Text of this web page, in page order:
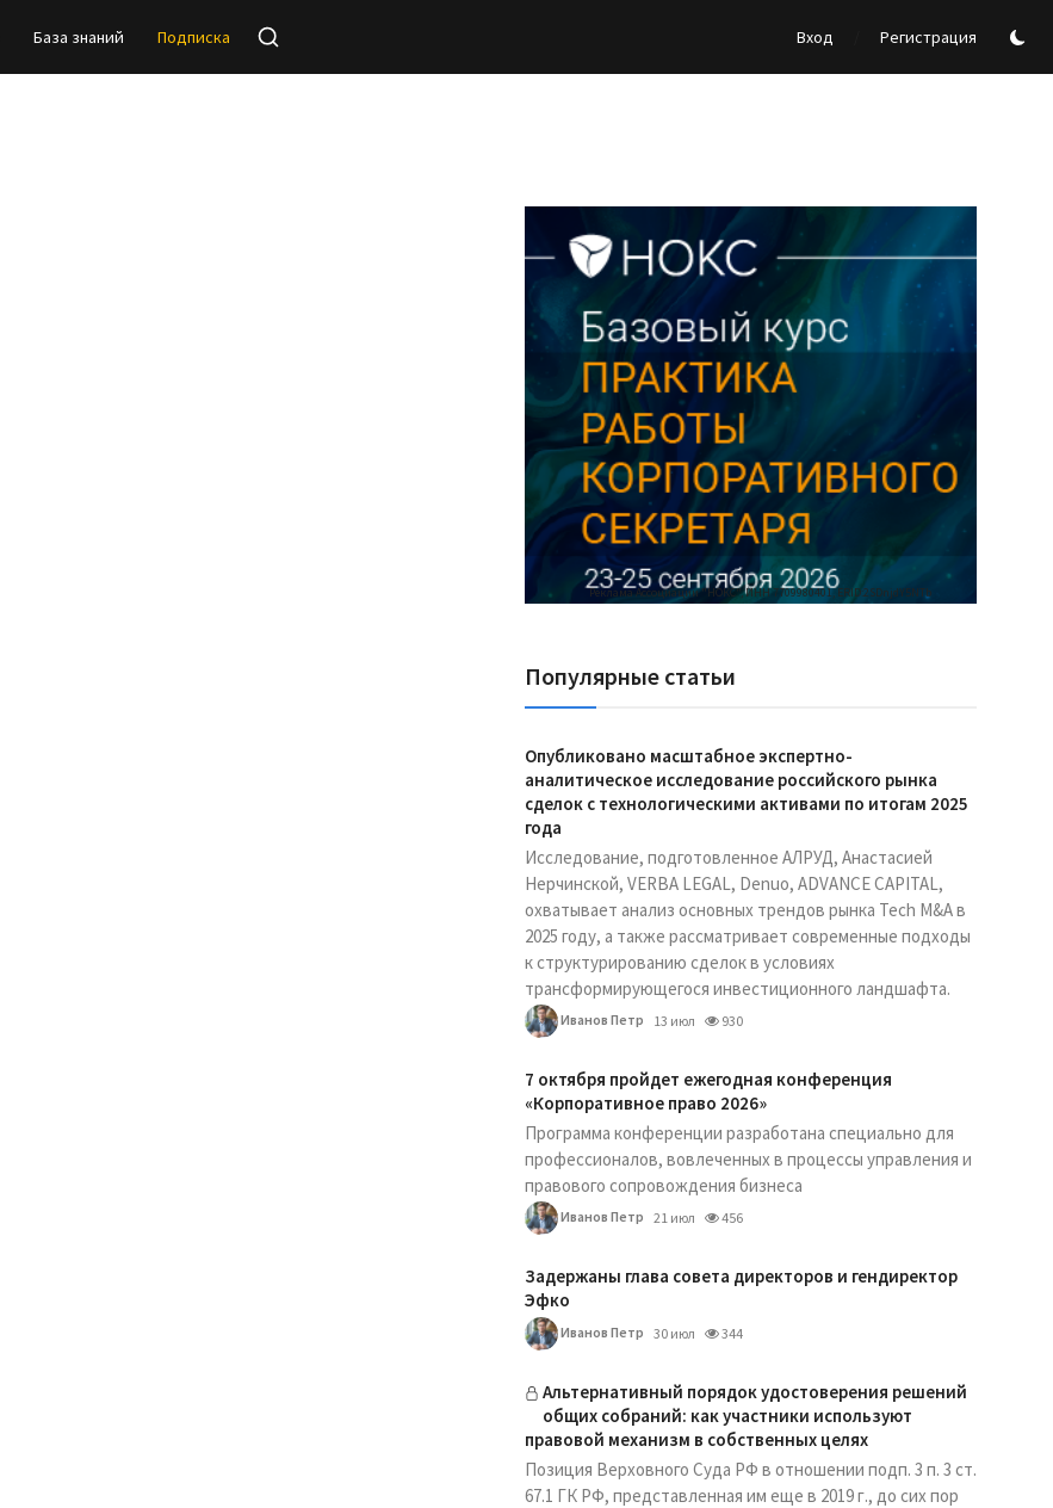
База знаний Подписка Вход Регистрация
Реклама Ассоциации "НОКС", ИНН 7709980401, ERID:2SDnjdY5NTb
Популярные статьи
Опубликовано масштабное экспертно-
аналитическое исследование российского рынка
сделок с технологическими активами по итогам 2025
года
Исследование, подготовленное АЛРУД, Анастасией
Нерчинской, VERBA LEGAL, Denuo, ADVANCE CAPITAL,
охватывает анализ основных трендов рынка Tech M&A в
2025 году, а также рассматривает современные подходы
к структурированию сделок в условиях
трансформирующегося инвестиционного ландшафта.
Иванов Петр 13 июл 930
7 октября пройдет ежегодная конференция
«Корпоративное право 2026»
Программа конференции разработана специально для
профессионалов, вовлеченных в процессы управления и
правового сопровождения бизнеса
Иванов Петр 21 июл 456
Задержаны глава совета директоров и гендиректор
Эфко
Иванов Петр 30 июл 344
Альтернативный порядок удостоверения решений
общих собраний: как участники используют
правовой механизм в собственных целях
Позиция Верховного Суда РФ в отношении подп. 3 п. 3 ст.
67.1 ГК РФ, представленная им еще в 2019 г., до сих пор